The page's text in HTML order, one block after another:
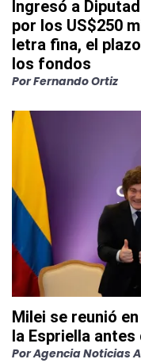
Ingresó a
por los US$250
letra fina, el
los fondos
PorFernando Ortiz
Milei se reunió
la Espriella
PorAgencia Noticias